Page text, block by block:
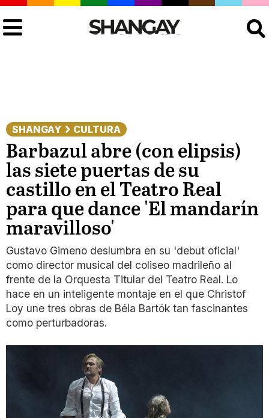
SHANGAY CULTURA
Barbazul abre (con elipsis)
las siete puertas de su
castillo en el Teatro Real
para que dance 'El mandarín
maravilloso'
Gustavo Gimeno deslumbra en su 'debut oficial'
como director musical del coliseo madrileño al
frente de la Orquesta Titular del Teatro Real. Lo
hace en un inteligente montaje en el que Christof
Loy une tres obras de Béla Bartók tan fascinantes
como perturbadoras.